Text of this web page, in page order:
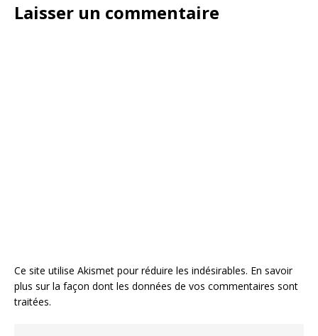
Laisser un commentaire
Ce site utilise Akismet pour réduire les indésirables. En savoir
plus sur la façon dont les données de vos commentaires sont
traitées.